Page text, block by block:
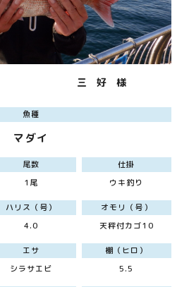
三 好 様
魚種
マダイ
尾数
1尾
仕掛
ウキ釣り
ハリス（号）
4.0
オモリ（号）
天秤付カゴ10
エサ
シラサエビ
棚（ヒロ）
5.5